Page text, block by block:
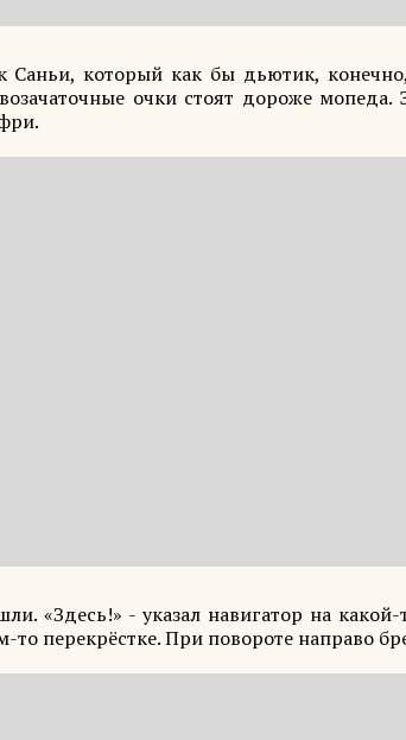
который как бы дьютик,
очки стоят дороже мопеда.
«Здесь!» - указал навигатор на
перекрёстке. При повороте направо